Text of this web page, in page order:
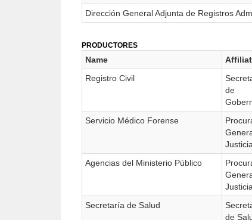
Dirección General Adjunta de Registros
PRODUCTORES
Name
Registro Civil
de
Servicio Médico Forense
Justicia
Agencias del Ministerio Público
Justicia
Secretaría de Salud
de